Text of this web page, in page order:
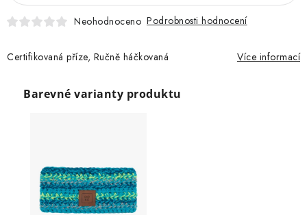
Neohodnoceno Podrobnosti hodnocení
Certifikovaná příze, Ručně háčkovaná Více informací